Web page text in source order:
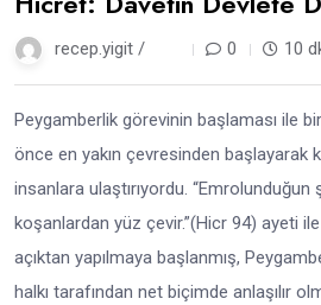
recep.yigit / 0 10
Peygamberlik görevinin başlaması ile
önce en yakın çevresinden başlayarak
insanlara ulaştırıyordu.
koşanlardan yüz çevir.”(Hicr 94) ayeti
açıktan yapılmaya başlanmış,
halkı tarafından net biçimde anlaşılır